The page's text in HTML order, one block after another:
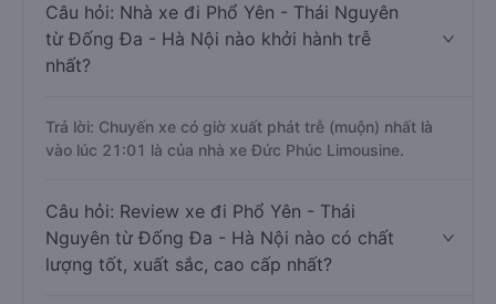
Câu hỏi: Nhà xe đi Phổ Yên - Thái Nguyên
từ Đống Đa - Hà Nội nào khởi hành trễ
nhất?
Trả lời: Chuyến xe có giờ xuất phát trễ (muộn) nhất là
vào lúc 21:01 là của nhà xe Đức Phúc Limousine.
Câu hỏi: Review xe đi Phổ Yên - Thái
Nguyên từ Đống Đa - Hà Nội nào có chất
lượng tốt, xuất sắc, cao cấp nhất?